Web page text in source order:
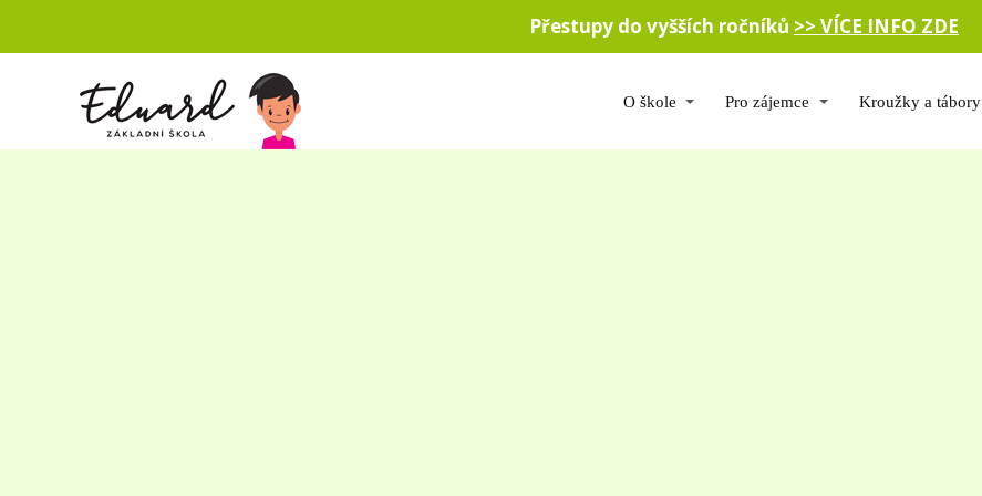
Přestupy do vyšších ročníků >> VÍCE INFO ZDE
O škole Pro zájemce Kroužky a tábory